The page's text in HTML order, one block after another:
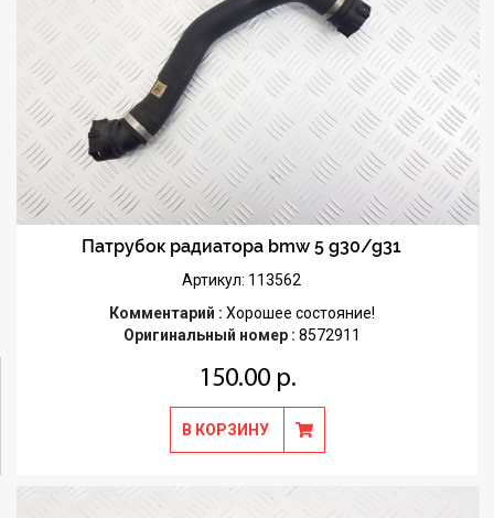
Патрубок радиатора bmw 5 g30/g31
Артикул: 113562
Комментарий : Хорошее состояние!
Оригинальный номер : 8572911
150.00 р.
В КОРЗИНУ